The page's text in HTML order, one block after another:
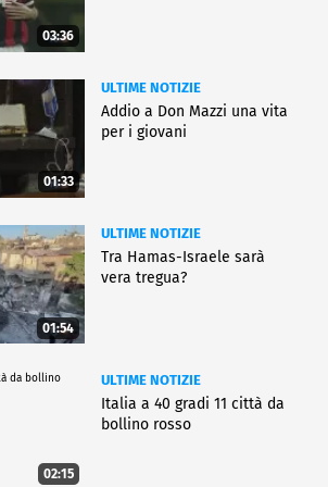
03:36
01:33
ULTIME NOTIZIE
Addio a Don Mazzi una vita
per i giovani
01:54
ULTIME NOTIZIE
Tra Hamas-Israele sarà
vera tregua?
02:15
ULTIME NOTIZIE
Italia a 40 gradi 11 città da
bollino rosso